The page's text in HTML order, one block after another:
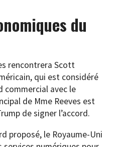
du
rencontrera Scott
qui est considéré
commercial avec le
de Mme Reeves est
de signer l’accord.
proposé, le Royaume-Uni